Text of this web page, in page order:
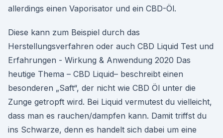
allerdings einen Vaporisator und ein CBD-Öl.
Diese kann zum Beispiel durch das
Herstellungsverfahren oder auch CBD Liquid Test und
Erfahrungen - Wirkung & Anwendung 2020 Das
heutige Thema – CBD Liquid– beschreibt einen
besonderen „Saft“, der nicht wie CBD Öl unter die
Zunge getropft wird. Bei Liquid vermutest du vielleicht,
dass man es rauchen/dampfen kann. Damit triffst du
ins Schwarze, denn es handelt sich dabei um eine